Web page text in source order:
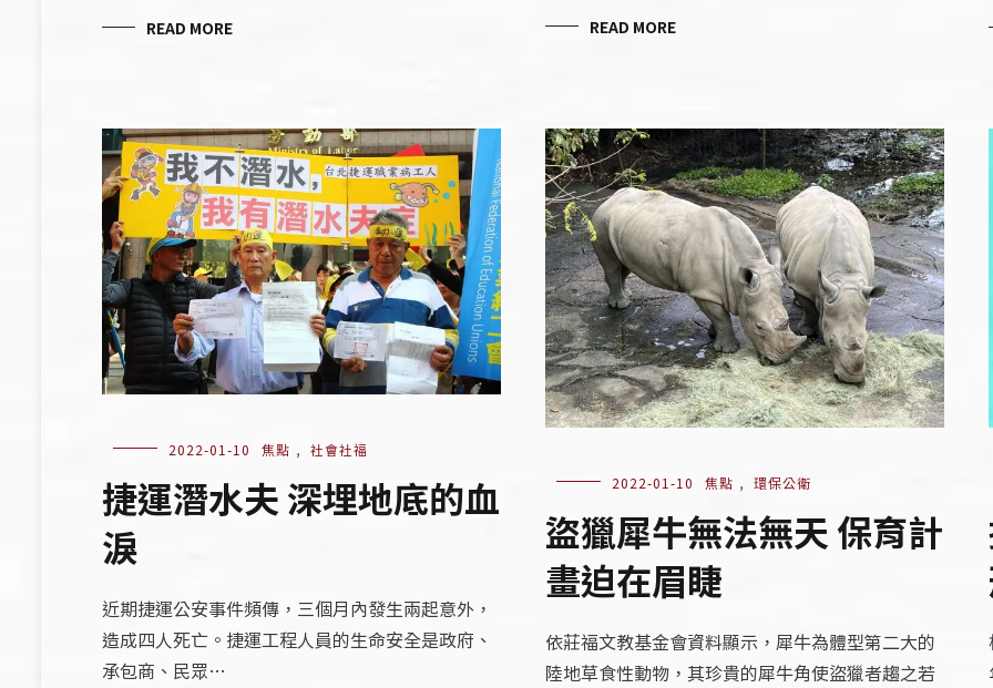
READ MORE READ MORE
2022-01-10 焦點 , 社會社福
捷運潛水夫 深埋地底的血
淚
近期捷運公安事件頻傳，三個月內發生兩起意外，
造成四人死亡。捷運工程人員的生命安全是政府、
承包商、民眾…
2022-01-10 焦點 , 環保公衛
盜獵犀牛無法無天 保育計
畫迫在眉睫
依莊福文教基金會資料顯示，犀牛為體型第二大的
陸地草食性動物，其珍貴的犀牛角使盜獵者趨之若